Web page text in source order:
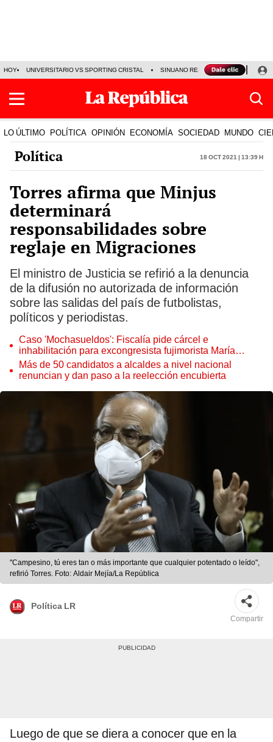
HOY UNIVERSITARIO VS SPORTING CRISTAL SINUANO RESULTADOS HOY
LO ÚLTIMO POLÍTICA OPINIÓN ECONOMÍA SOCIEDAD MUNDO
Política 18 Oct 2021 | 13:39 h
Torres afirma que Minjus
determinará
responsabilidades sobre
reglaje en Migraciones
El ministro de Justicia se refirió a la denuncia
de la difusión no autorizada de información
sobre las salidas del país de futbolistas,
políticos y periodistas.
Caso 'Mochasueldos': Fiscalía pide cárcel e
inhabilitación para excongresista fujimorista María
Cordero Jon Tay
Más de 50 candidatos a alcaldes a nivel nacional
renuncian y dan paso a la reelección encubierta
"Campesino, tú eres tan o más importante que cualquier potentado o leído",
refirió Torres. Foto: Aldair Mejía/La República
Política LR
Compartir
Luego de que se diera a conocer que en la